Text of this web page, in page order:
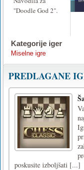
"Doodle God 2".
Kategorije iger
Miselne igre
PREDLAGANE
poskusite izboljšati [...]